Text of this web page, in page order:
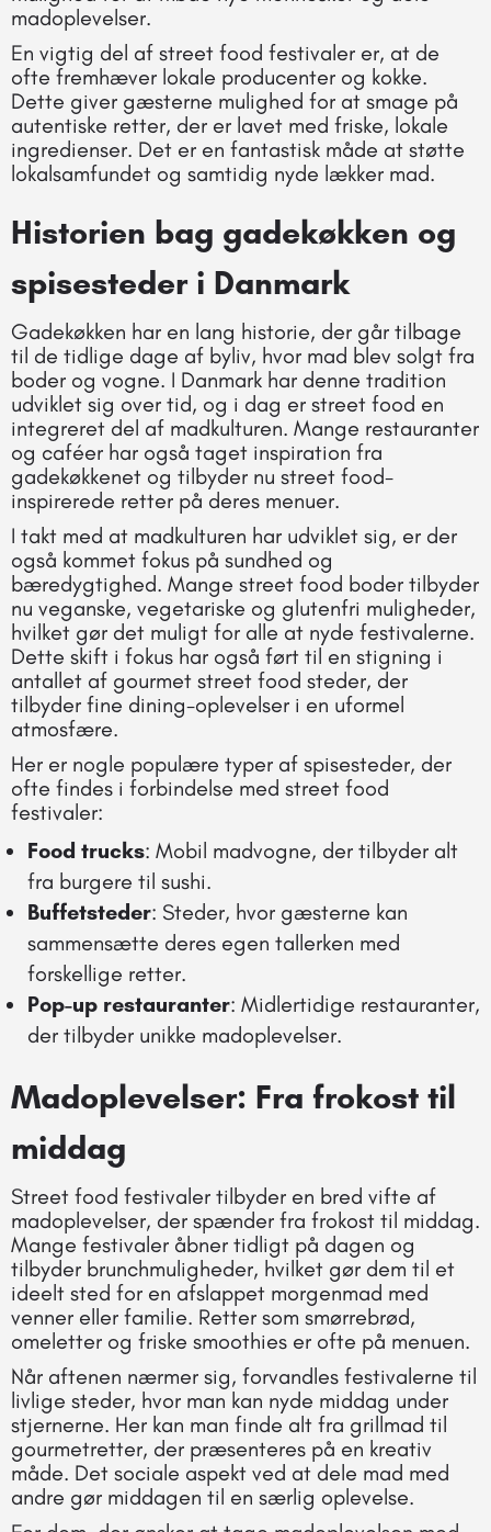
madoplevelser.
En vigtig del af street food festivaler er, at de
ofte fremhæver lokale producenter og kokke.
Dette giver gæsterne mulighed for at smage på
autentiske retter, der er lavet med friske, lokale
ingredienser. Det er en fantastisk måde at støtte
lokalsamfundet og samtidig nyde lækker mad.
Historien bag gadekøkken og
spisesteder i Danmark
Gadekøkken har en lang historie, der går tilbage
til de tidlige dage af byliv, hvor mad blev solgt fra
boder og vogne. I Danmark har denne tradition
udviklet sig over tid, og i dag er street food en
integreret del af madkulturen. Mange restauranter
og caféer har også taget inspiration fra
gadekøkkenet og tilbyder nu street food-
inspirerede retter på deres menuer.
I takt med at madkulturen har udviklet sig, er der
også kommet fokus på sundhed og
bæredygtighed. Mange street food boder tilbyder
nu veganske, vegetariske og glutenfri muligheder,
hvilket gør det muligt for alle at nyde festivalerne.
Dette skift i fokus har også ført til en stigning i
antallet af gourmet street food steder, der
tilbyder fine dining-oplevelser i en uformel
atmosfære.
Her er nogle populære typer af spisesteder, der
ofte findes i forbindelse med street food
festivaler:
Food trucks: Mobil madvogne, der tilbyder alt
fra burgere til sushi.
Buffetsteder: Steder, hvor gæsterne kan
sammensætte deres egen tallerken med
forskellige retter.
Pop-up restauranter: Midlertidige restauranter,
der tilbyder unikke madoplevelser.
Madoplevelser: Fra frokost til
middag
Street food festivaler tilbyder en bred vifte af
madoplevelser, der spænder fra frokost til middag.
Mange festivaler åbner tidligt på dagen og
tilbyder brunchmuligheder, hvilket gør dem til et
ideelt sted for en afslappet morgenmad med
venner eller familie. Retter som smørrebrød,
omeletter og friske smoothies er ofte på menuen.
Når aftenen nærmer sig, forvandles festivalerne til
livlige steder, hvor man kan nyde middag under
stjernerne. Her kan man finde alt fra grillmad til
gourmetretter, der præsenteres på en kreativ
måde. Det sociale aspekt ved at dele mad med
andre gør middagen til en særlig oplevelse.